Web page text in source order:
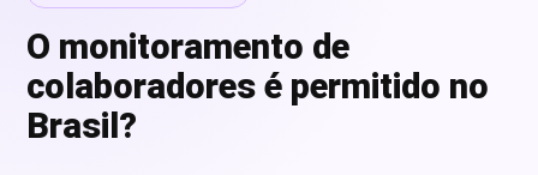
O monitoramento de
colaboradores é permitido no
Brasil?